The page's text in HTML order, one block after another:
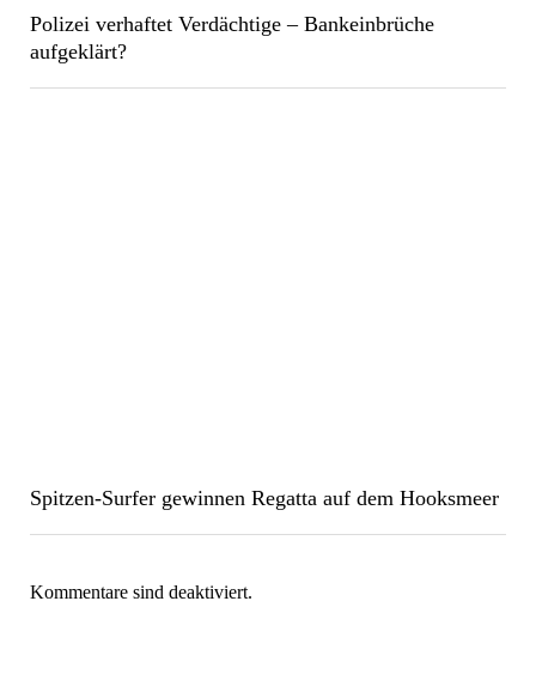
Polizei verhaftet Verdächtige – Bankeinbrüche
aufgeklärt?
Spitzen-Surfer gewinnen Regatta auf dem Hooksmeer
Kommentare sind deaktiviert.